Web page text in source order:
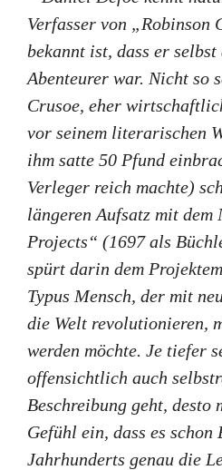
Verfasser von „Robinson
bekannt ist, dass er
Abenteurer war. Nicht so
Crusoe, eher
vor seinem literarischen
ihm satte 50 Pfund
Verleger reich machte)
längeren Aufsatz mit dem
Projects“ (1697 als
spürt darin dem
Typus Mensch, der mit
die Welt revolutionieren,
werden möchte. Je tiefer
offensichtlich auch
Beschreibung geht, desto
Gefühl ein, dass es schon
Jahrhunderts genau die